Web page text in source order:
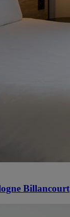
Billancourt